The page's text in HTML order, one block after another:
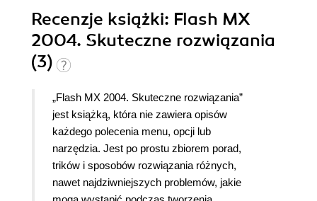
Recenzje książki: Flash MX
2004. Skuteczne rozwiązania
(3)
„Flash MX 2004. Skuteczne rozwiązania”
jest książką, która nie zawiera opisów
każdego polecenia menu, opcji lub
narzędzia. Jest po prostu zbiorem porad,
trików i sposobów rozwiązania różnych,
nawet najdziwniejszych problemów, jakie